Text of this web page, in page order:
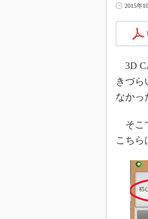
2015年
3D
きづ
なかっ
そこ
こちら